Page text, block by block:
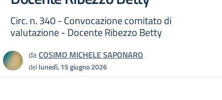
Circ. n. 340 - Convocazione comitato di
valutazione - Docente Ribezzo Betty
daCOSIMO MICHELE SAPONARO
dellunedì, 15 giugno 2026